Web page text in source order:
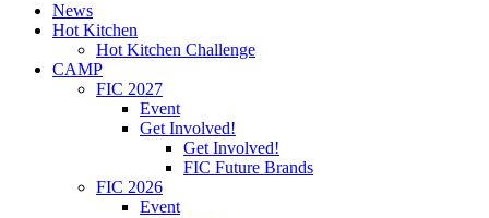
News
Hot Kitchen
Hot Kitchen Challenge
CAMP
FIC 2027
Event
Get Involved!
Get Involved!
FIC Future Brands
FIC 2026
Event